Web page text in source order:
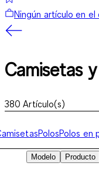
Ningún artículo en el
Camisetas
380 Artículo(s)
PolosPolos en
Modelo
Producto